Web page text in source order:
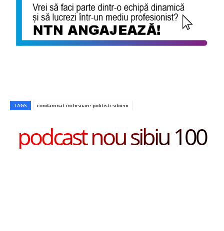
TAGS condamnat inchisoare politisti sibieni
podcast nou sibiu 100